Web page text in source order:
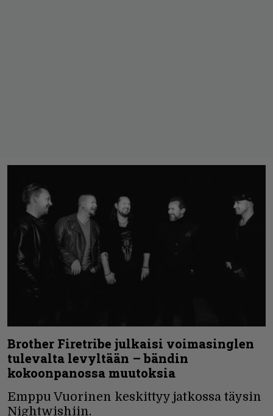
Brother Firetribe julkaisi voimasinglen
tulevalta levyltään – bändin
kokoonpanossa muutoksia
Emppu Vuorinen keskittyy jatkossa täysin
Nightwishiin.